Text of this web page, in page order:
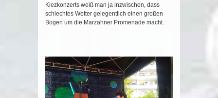
Kiezkonzerts weiß man ja inzwischen, dass
schlechtes Wetter gelegentlich einen großen
Bogen um die Marzahner Promenade macht.